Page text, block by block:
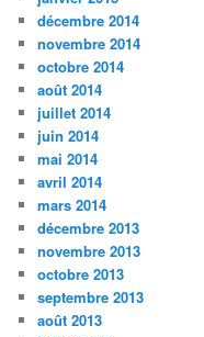
décembre 2014
novembre 2014
octobre 2014
août 2014
juillet 2014
juin 2014
mai 2014
avril 2014
mars 2014
décembre 2013
novembre 2013
octobre 2013
septembre 2013
août 2013